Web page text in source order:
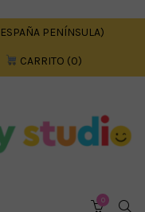
PENÍNSULA)
CARRITO 0
0